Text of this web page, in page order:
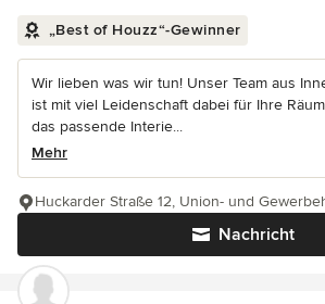
„Best of Houzz“-Gewinner
Wir lieben was wir tun! Unser Team aus
ist mit viel Leidenschaft dabei für Ihre
das passende Interie...
Mehr
Nachricht
Huckarder Straße 12, Union- und